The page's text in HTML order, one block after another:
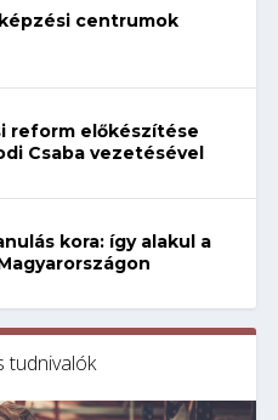
centrumok
reform előkészítése
Csaba vezetésével
kora: így alakul a
tudnivalók